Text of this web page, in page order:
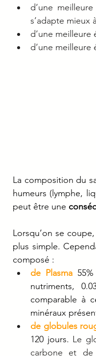
d’une
s’adapte mieux
d’une
d’une
La composition du
humeurs (lymphe,
peut être une
Lorsqu’on se
plus simple.
composé :
de Plasma
nutriments,
comparable à
minéraux
de globules
120 jours. Le